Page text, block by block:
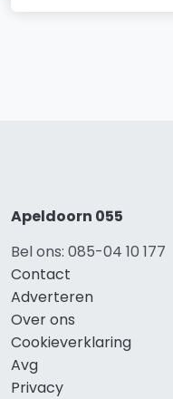
Apeldoorn 055
Bel ons: 085-04 10 177
Contact
Adverteren
Over ons
Cookieverklaring
Avg
Privacy